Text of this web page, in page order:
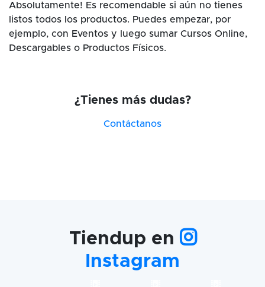
Absolutamente! Es recomendable si aún no tienes
listos todos los productos. Puedes empezar, por
ejemplo, con Eventos y luego sumar Cursos Online,
Descargables o Productos Físicos.
¿Tienes más dudas?
Contáctanos
Tiendup en
Instagram